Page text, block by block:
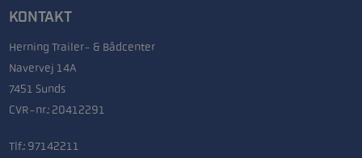
KONTAKT
Herning Trailer- & Bådcenter
Navervej 14A
7451 Sunds
CVR-nr.: 20412291
Tlf.: 97142211